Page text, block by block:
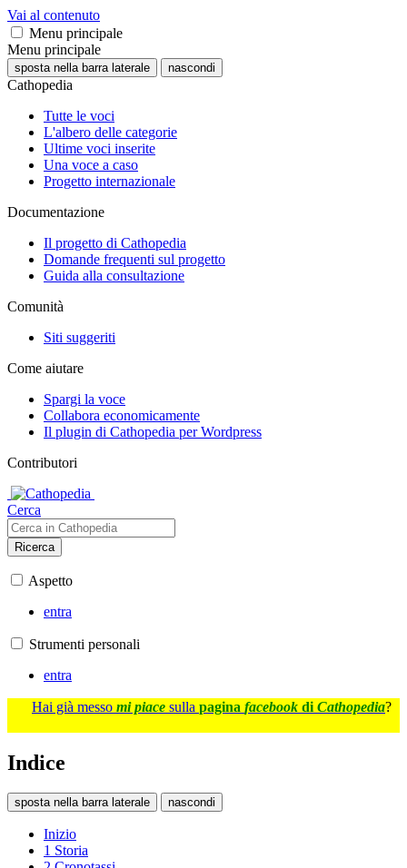
Vai al contenuto
Menu principale
Menu principale
sposta nella barra laterale nascondi
Cathopedia
Tutte le voci
L'albero delle categorie
Ultime voci inserite
Una voce a caso
Progetto internazionale
Documentazione
Il progetto di Cathopedia
Domande frequenti sul progetto
Guida alla consultazione
Comunità
Siti suggeriti
Come aiutare
Spargi la voce
Collabora economicamente
Il plugin di Cathopedia per Wordpress
Contributori
Cerca
Ricerca
Aspetto
entra
Strumenti personali
entra
Hai già messo mi piace sulla pagina facebook di Cathopedia?
Indice
sposta nella barra laterale nascondi
Inizio
1 Storia